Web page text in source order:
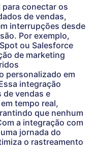
para conectar os
de vendas,
interrupções desde
Por exemplo,
ou Salesforce
de marketing
personalizado em
integração
de vendas e
tempo real,
que nenhum
a integração com
jornada do
o rastreamento